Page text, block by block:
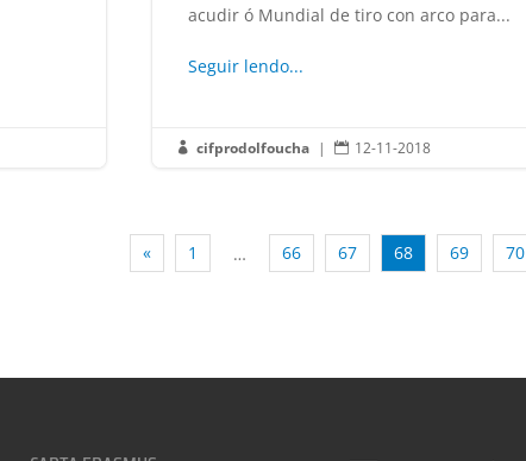
acudir ó Mundial de tiro con arco para...
Seguir lendo...
 cifprodolfoucha |  12-11-2018
« 1 … 66 67 68 69 70